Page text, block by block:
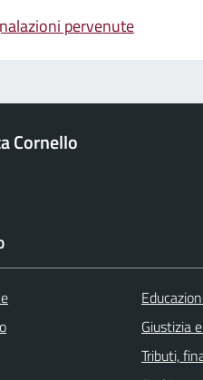
pervenute
Cornello
Giustizia
Tributi,